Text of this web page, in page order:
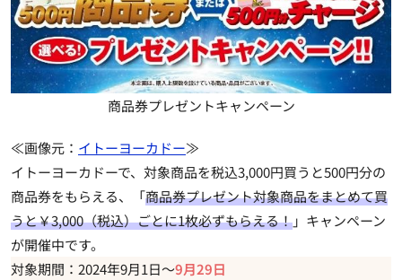
商品券プレゼントキャンペーン
≪画像元： イトーヨーカドー≫
イトーヨーカドーで、対象商品を税込3,000円買うと500円分の
商品券をもらえる、「商品券プレゼント対象商品をまとめて買
うと￥3,000（税込）ごとに1枚必ずもらえる！」キャンペーン
が開催中です。
対象期間：2024年9月1日～9月29日